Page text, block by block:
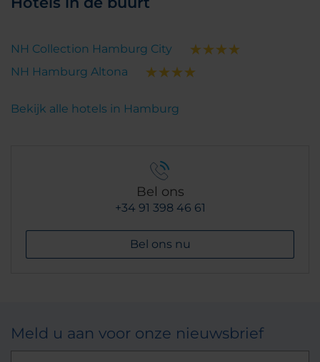
NH Collection Hamburg City
NH Hamburg Altona
Bekijk alle hotels in Hamburg
Bel ons
+34 91 398 46 61
Bel ons nu
Meld u aan voor onze nieuwsbrief